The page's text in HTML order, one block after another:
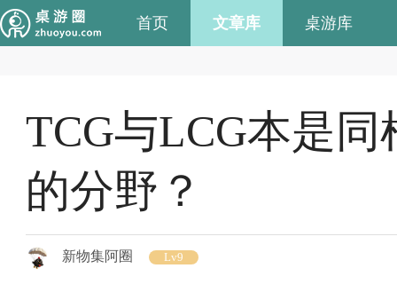
首页 文章库 桌游库
TCG与LCG本是
的分野？
新物集阿圈 Lv9